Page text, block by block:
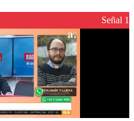
para garantizar un
Señal 1